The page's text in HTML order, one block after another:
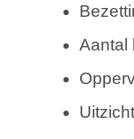
Aantal